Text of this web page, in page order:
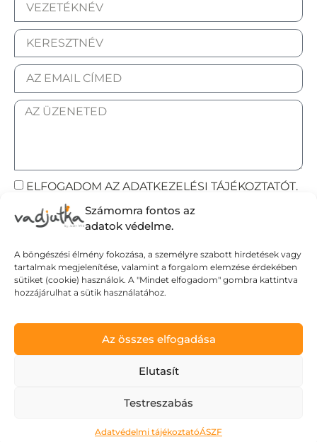
Számomra fontos az
adatok védelme.
A böngészési élmény fokozása, a személyre szabott hirdetések vagy
tartalmak megjelenítése, valamint a forgalom elemzése érdekében
sütiket (cookie) használok. A "Mindet elfogadom" gombra kattintva
hozzájárulhat a sütik használatához.
Az összes elfogadása
Elutasít
Testreszabás
Adatvédelmi tájékoztatóÁSZF
ELFOGADOM AZ ADATKEZELÉSI TÁJÉKOZTATÓT.
Elküldöm
Adatvédelmi tájékoztató
Általános Szerződési Feltételek
© Wild Judit. Minden jog fenntartva.